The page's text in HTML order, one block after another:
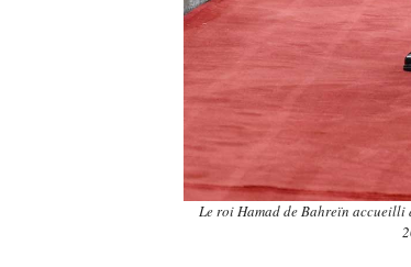
Le roi Hamad de Bahreïn accueilli